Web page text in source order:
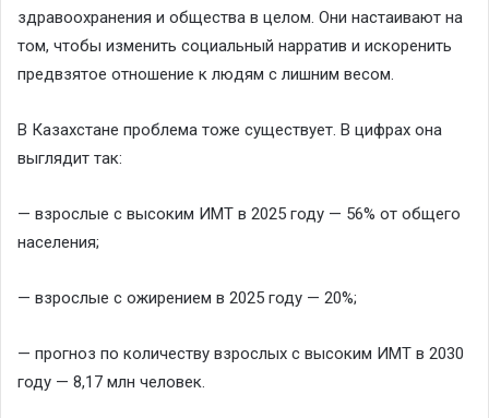
здравоохранения и общества в целом. Они настаивают на
том, чтобы изменить социальный нарратив и искоренить
предвзятое отношение к людям с лишним весом.
В Казахстане проблема тоже существует. В цифрах она
выглядит так:
— взрослые с высоким ИМТ в 2025 году — 56% от общего
населения;
— взрослые с ожирением в 2025 году — 20%;
— прогноз по количеству взрослых с высоким ИМТ в 2030
году — 8,17 млн человек.